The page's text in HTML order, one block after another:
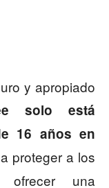
y apropiado
solo está
16 años en
proteger a los
una